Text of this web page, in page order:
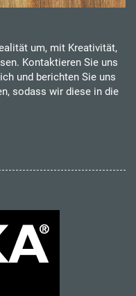
um, mit Kreativität,
Kontaktieren Sie uns
und berichten Sie uns
sodass wir diese in die